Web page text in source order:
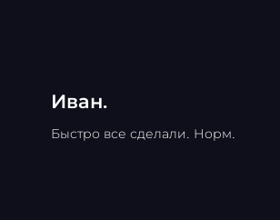
Иван.
Быстро все сделали. Норм.